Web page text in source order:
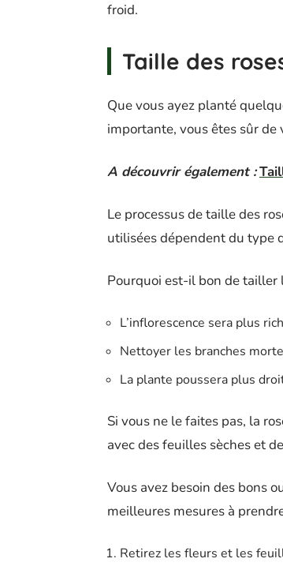
froid.
Taille des
Que vous ayez planté
importante, vous êtes sûr
A découvrir également :
Le processus de taille des
utilisées dépendent du type
Pourquoi est-il bon de tailler
L’inflorescence sera plus
Nettoyer les branches
La plante poussera plus
Si vous ne le faites pas, la
avec des feuilles sèches et
Vous avez besoin des bons
meilleures mesures à
Retirez les fleurs et les